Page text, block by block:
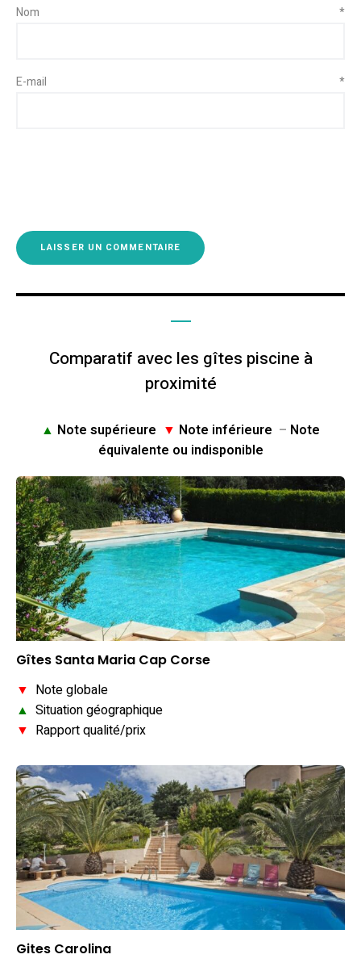
Nom *
E-mail *
Comparatif avec les gîtes piscine à
proximité
▲ Note supérieure ▼ Note inférieure – Note
équivalente ou indisponible
Gîtes Santa Maria Cap Corse
▼ Note globale
▲ Situation géographique
▼ Rapport qualité/prix
Gites Carolina